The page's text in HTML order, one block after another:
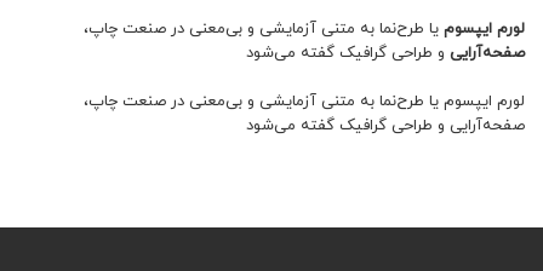
لورم ایپسوم یا طرح‌نما به متنی آزمایشی و بی‌معنی در صنعت چاپ،
صفحه‌آرایی و طراحی گرافیک گفته می‌شود
لورم ایپسوم یا طرح‌نما به متنی آزمایشی و بی‌معنی در صنعت چاپ،
صفحه‌آرایی و طراحی گرافیک گفته می‌شود